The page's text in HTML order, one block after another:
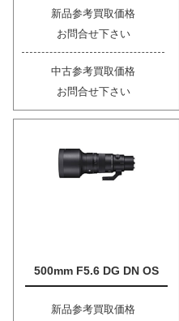
新品参考買取価格
お問合せ下さい
中古参考買取価格
お問合せ下さい
500mm F5.6 DG DN OS
新品参考買取価格